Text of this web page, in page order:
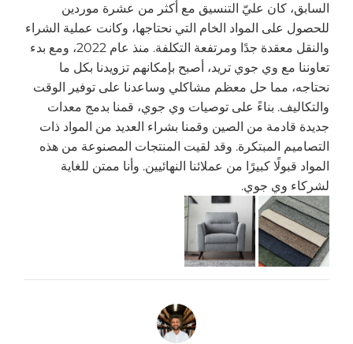
السابق، كان عليّ التنسيق مع أكثر من عشرة موردين
للحصول على المواد الخام التي نحتاجها، وكانت عملية الشراء
والنقل معقدة جدًا ومرتفعة التكلفة. منذ عام 2022، ومع بدء
تعاوننا مع وي جوي تريد، أصبح بإمكانهم تزويدنا بكل ما
نحتاجه، مما حل معظم مشاكلي وساعدنا على توفير الوقت
والتكاليف. بناءً على توصيات وي جوي، قمنا بدمج معدات
جديدة قادمة من الصين وقمنا بشراء العديد من المواد ذات
التصاميم المبتكرة. وقد لقيت المنتجات المصنوعة من هذه
المواد قبولًا كبيرًا من عملائنا النهائيين. وأنا ممتن للغاية
لشركاء وي جوي.